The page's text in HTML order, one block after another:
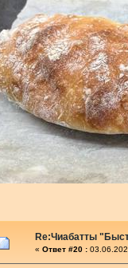
Re:Чиабатты
« Ответ #20 :